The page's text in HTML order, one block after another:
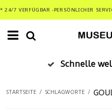
* 24/7 VERFÜGBAR -PERSÖNLICHER
Schnelle
STARTSEITE / SCHLAGWORTE /